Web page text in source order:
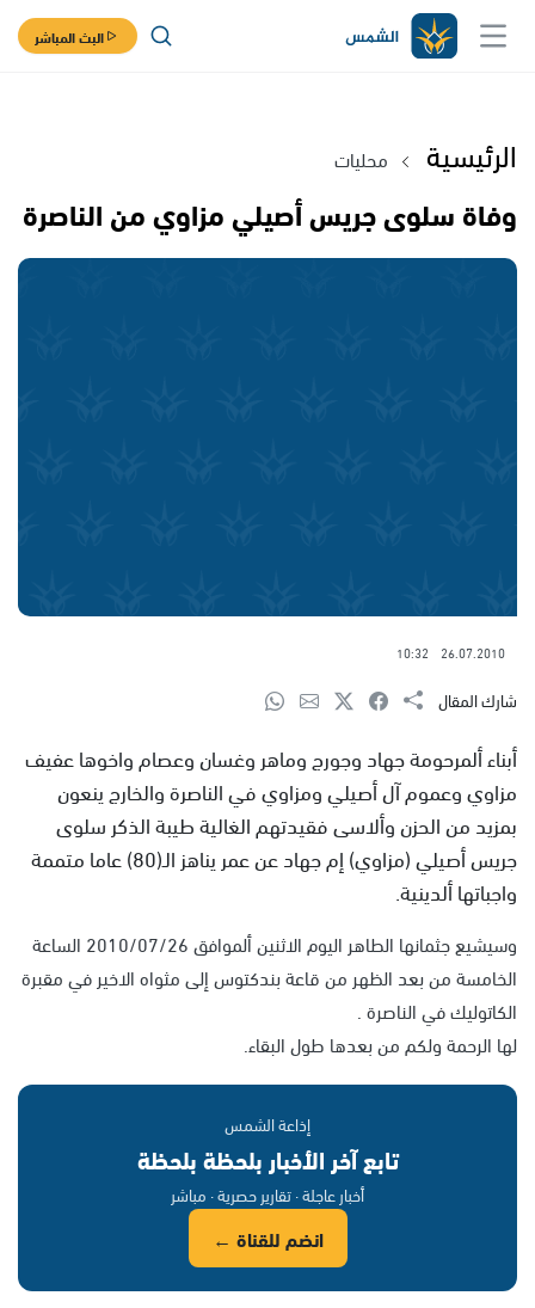
البث المباشر
الرئيسية محليات
وفاة سلوى جريس أصيلي مزاوي من الناصرة
26.07.2010
10:32
شارك المقال
أبناء ألمرحومة جهاد وجورج وماهر وغسان وعصام واخوها عفيف
مزاوي وعموم آل أصيلي ومزاوي في الناصرة والخارج ينعون
بمزيد من الحزن وألاسى فقيدتهم الغالية طيبة الذكر سلوى
جريس أصيلي (مزاوي) إم جهاد عن عمر يناهز الـ(80) عاما متممة
واجباتها ألدينية.
وسيشيع جثمانها الطاهر اليوم الاثنين ألموافق 2010/07/26 الساعة
الخامسة من بعد الظهر من قاعة بندكتوس إلى مثواه الاخير في مقبرة
الكاتوليك في الناصرة .
لها الرحمة ولكم من بعدها طول البقاء.
إذاعة الشمس
تابع آخر الأخبار بلحظة بلحظة
أخبار عاجلة · تقارير حصرية · مباشر
انضم للقناة ←